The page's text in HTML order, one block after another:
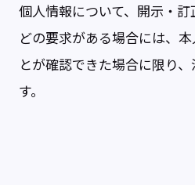
個人情報について、開示・
どの要求がある場合には、
とが確認できた場合に限り
す。